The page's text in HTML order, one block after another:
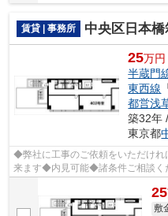
賃貸 | 事務所 中央区日本
25万円
半蔵門
東西線
都営浅
築32年
東京都
◆弊社に工事のご依頼をいただけ
来ます◆内見可能◆諸条件ご相談く
25
敷